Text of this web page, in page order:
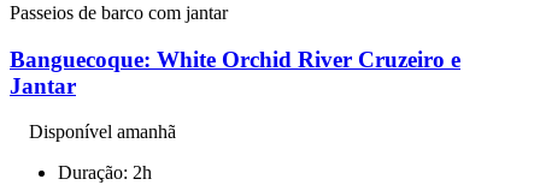
Passeios de barco com jantar
Banguecoque: White Orchid River Cruzeiro e
Jantar
Disponível amanhã
Duração: 2h